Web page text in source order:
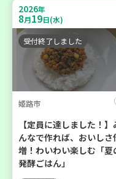
2026年
8月19日(水)
受付終了しました
姫路市
【定員に達しました！】
んなで作れば、おいしさ
増！わいわい楽しむ「夏
発酵ごはん」